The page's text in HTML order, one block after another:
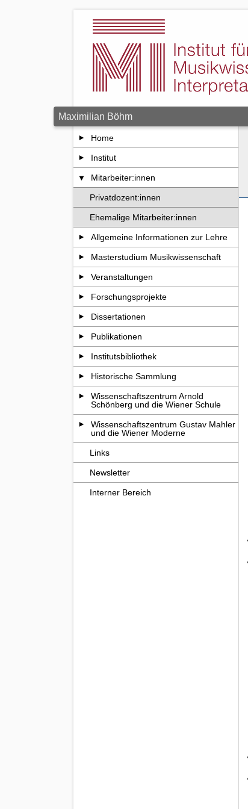
Maximilian Böhm
Home
Institut
Mitarbeiter:innen
Privatdozent:innen
Ehemalige Mitarbeiter:innen
Allgemeine Informationen zur Lehre
Masterstudium Musikwissenschaft
Veranstaltungen
Forschungsprojekte
Dissertationen
Publikationen
Institutsbibliothek
Historische Sammlung
Wissenschaftszentrum Arnold
Schönberg und die Wiener Schule
Wissenschaftszentrum Gustav Mahler
und die Wiener Moderne
Links
Newsletter
Interner Bereich